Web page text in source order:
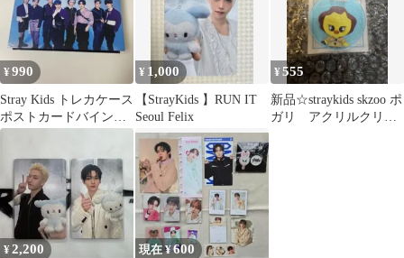
¥990
Stray Kids トレカケース
ポストカードバインダ
ー
¥ 1,000
【StrayKids 】RUN IT
Seoul Felix
¥555
新品☆straykids skzoo ポ
ガリ アクリルクリッ
¥2,200 現在 ¥600